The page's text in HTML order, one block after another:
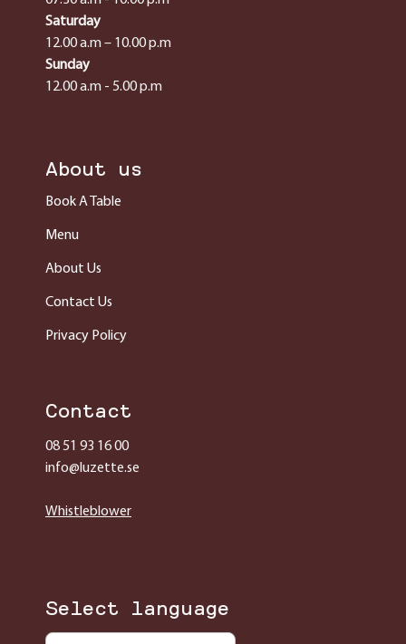
Saturday
12.00 a.m – 10.00 p.m
Sunday
12.00 a.m - 5.00 p.m
About us
Book A Table
Menu
About Us
Contact Us
Privacy Policy
Contact
08 51 93 16 00
info@luzette.se
Whistleblower
Select language